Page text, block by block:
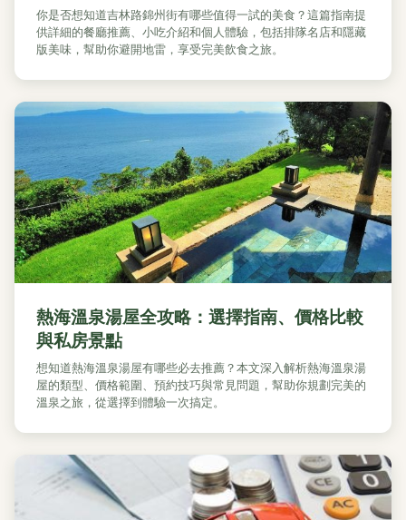
你是否想知道吉林路錦州街有哪些值得一試的美食？這篇指南提
供詳細的餐廳推薦、小吃介紹和個人體驗，包括排隊名店和隱藏
版美味，幫助你避開地雷，享受完美飲食之旅。
熱海溫泉湯屋全攻略：選擇指南、價格比較
與私房景點
想知道熱海溫泉湯屋有哪些必去推薦？本文深入解析熱海溫泉湯
屋的類型、價格範圍、預約技巧與常見問題，幫助你規劃完美的
溫泉之旅，從選擇到體驗一次搞定。